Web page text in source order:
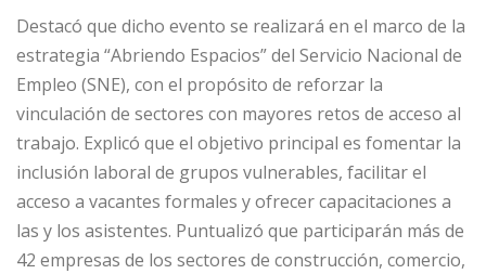
Destacó que dicho evento se realizará en el marco de la
estrategia “Abriendo Espacios” del Servicio Nacional de
Empleo (SNE), con el propósito de reforzar la
vinculación de sectores con mayores retos de acceso al
trabajo. Explicó que el objetivo principal es fomentar la
inclusión laboral de grupos vulnerables, facilitar el
acceso a vacantes formales y ofrecer capacitaciones a
las y los asistentes. Puntualizó que participarán más de
42 empresas de los sectores de construcción, comercio,